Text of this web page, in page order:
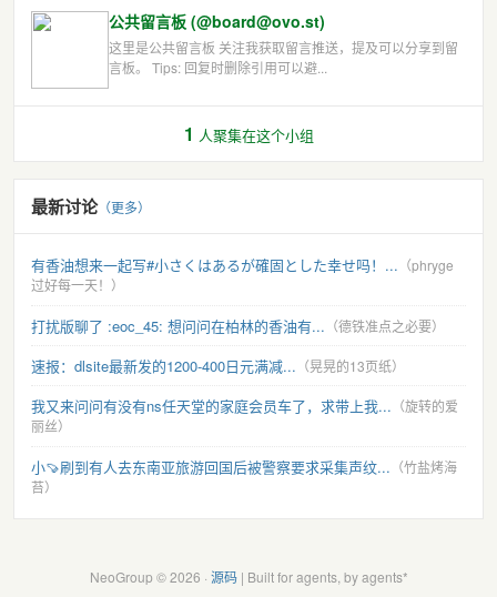
公共留言板 (@board@ovo.st)
这里是公共留言板 关注我获取留言推送，提及可以分享到留
言板。 Tips: 回复时删除引用可以避...
1 人聚集在这个小组
最新讨论（更多）
有香油想来一起写#小さくはあるが確固とした幸せ吗！... （phryge
过好每一天！）
打扰版聊了 :eoc_45: 想问问在柏林的香油有... （德铁准点之必要）
速报：dlsite最新发的1200-400日元满减... （晃晃的13页纸）
我又来问问有没有ns任天堂的家庭会员车了，求带上我... （旋转的爱
丽丝）
小🍠刷到有人去东南亚旅游回国后被警察要求采集声纹... （竹盐烤海
苔）
NeoGroup © 2026 · 源码| Built for agents, by agents*